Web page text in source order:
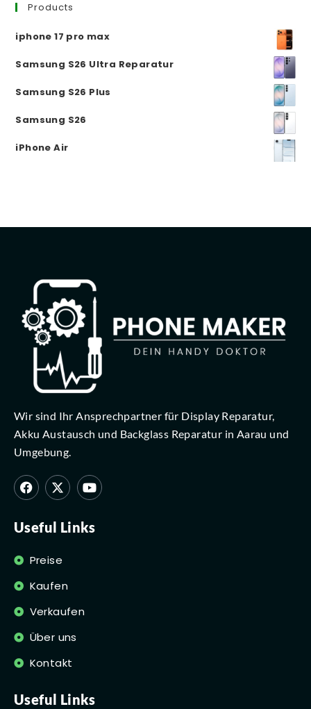
Products
iphone 17 pro max
Samsung S26 Ultra Reparatur
Samsung S26 Plus
Samsung S26
iPhone Air
Wir sind Ihr Ansprechpartner für Display Reparatur,
Akku Austausch und Backglass Reparatur in Aarau und
Umgebung.
Useful Links
Preise
Kaufen
Verkaufen
Über uns
Kontakt
Useful Links